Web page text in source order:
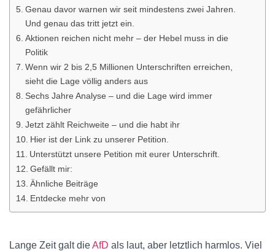
Genau davor warnen wir seit mindestens zwei Jahren.
Und genau das tritt jetzt ein.
Aktionen reichen nicht mehr – der Hebel muss in die
Politik
Wenn wir 2 bis 2,5 Millionen Unterschriften erreichen,
sieht die Lage völlig anders aus
Sechs Jahre Analyse – und die Lage wird immer
gefährlicher
Jetzt zählt Reichweite – und die habt ihr
Hier ist der Link zu unserer Petition.
Unterstützt unsere Petition mit eurer Unterschrift.
Gefällt mir:
Ähnliche Beiträge
Entdecke mehr von
Lange Zeit galt dieAfD als laut, aber letztlich harmlos. Viel